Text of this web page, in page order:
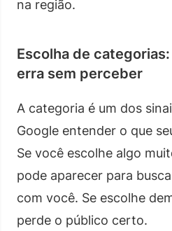
na região.
Escolha de
erra sem perceber
A categoria é um dos
Google entender o que
Se você escolhe algo
pode aparecer para
com você. Se escolhe
perde o público certo.